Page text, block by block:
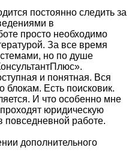
постоянно следить за
в
просто необходимо
За все время
но по душе
и понятная. Вся
Есть поисковик.
И что особенно мне
юридическую
повседневной работе.
дополнительного